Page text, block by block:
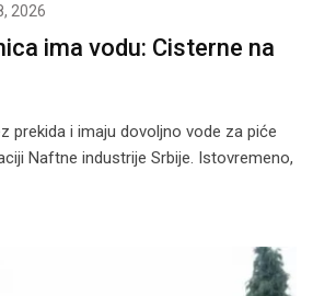
2026
ima vodu: Cisterne na
prekida i imaju dovoljno vode za piće
Naftne industrije Srbije. Istovremeno,